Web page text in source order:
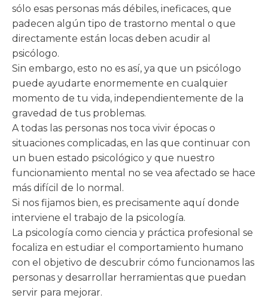
sólo esas personas más débiles, ineficaces, que
padecen algún tipo de trastorno mental o que
directamente están locas deben acudir al
psicólogo.
Sin embargo, esto no es así, ya que un psicólogo
puede ayudarte enormemente en cualquier
momento de tu vida, independientemente de la
gravedad de tus problemas.
A todas las personas nos toca vivir épocas o
situaciones complicadas, en las que continuar con
un buen estado psicológico y que nuestro
funcionamiento mental no se vea afectado se hace
más difícil de lo normal.
Si nos fijamos bien, es precisamente aquí donde
interviene el trabajo de la psicología.
La psicología como ciencia y práctica profesional se
focaliza en estudiar el comportamiento humano
con el objetivo de descubrir cómo funcionamos las
personas y desarrollar herramientas que puedan
servir para mejorar.